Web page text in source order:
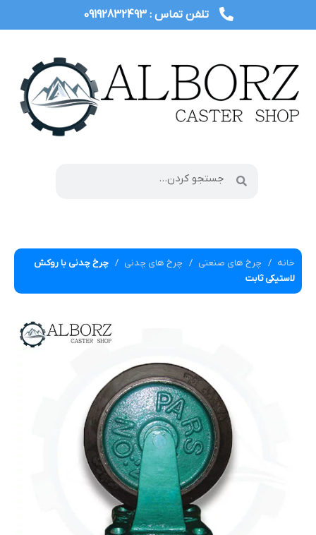
تلفن تماس : 09192832493
خانه چرخ های صنعتی چرخ های چدنی
چرخ چدنی با روکش
لاستیکی ثابت